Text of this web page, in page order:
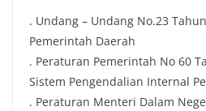
. Undang – Undang No.23
Pemerintah Daerah
. Peraturan Pemerintah No 60
Sistem Pengendalian Internal
. Peraturan Menteri Dalam